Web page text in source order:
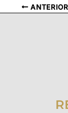
ANTERIOR